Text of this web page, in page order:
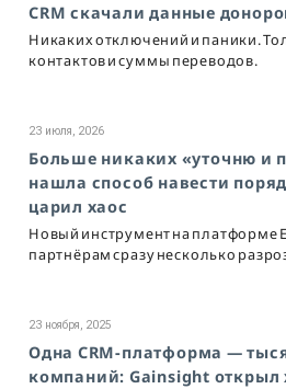
CRM скачали данные
Никаких отключений и паники.
контактов и суммы переводов.
23 июля, 2026
Больше никаких «уточню и
нашла способ навести
царил хаос
Новый инструмент на платформе
партнёрам сразу несколько
23 ноября, 2025
Одна CRM-платформа —
компаний: Gainsight открыл